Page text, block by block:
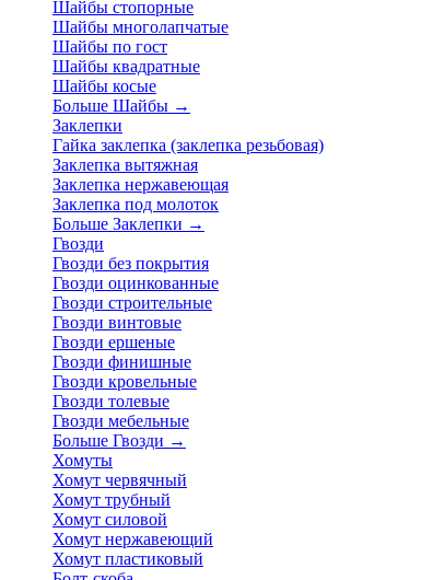
Шайбы стопорные
Шайбы многолапчатые
Шайбы по гост
Шайбы квадратные
Шайбы косые
Больше Шайбы →
Заклепки
Гайка заклепка (заклепка резьбовая)
Заклепка вытяжная
Заклепка нержавеющая
Заклепка под молоток
Больше Заклепки →
Гвозди
Гвозди без покрытия
Гвозди оцинкованные
Гвозди строительные
Гвозди винтовые
Гвозди ершеные
Гвозди финишные
Гвозди кровельные
Гвозди толевые
Гвозди мебельные
Больше Гвозди →
Хомуты
Хомут червячный
Хомут трубный
Хомут силовой
Хомут нержавеющий
Хомут пластиковый